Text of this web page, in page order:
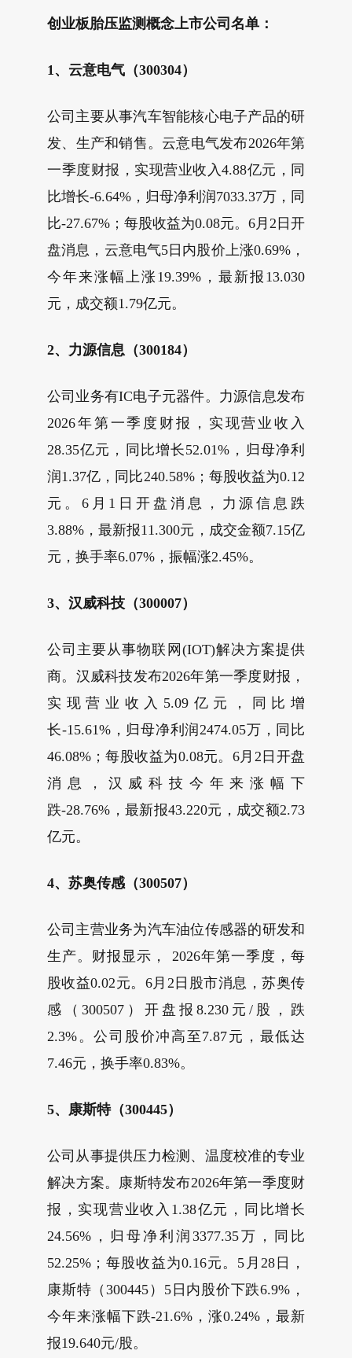
创业板胎压监测概念上市公司名单：
1、云意电气（300304）
公司主要从事汽车智能核心电子产品的研
发、生产和销售。云意电气发布2026年第
一季度财报，实现营业收入4.88亿元，同
比增长-6.64%，归母净利润7033.37万，同
比-27.67%；每股收益为0.08元。6月2日开
盘消息，云意电气5日内股价上涨0.69%，
今年来涨幅上涨19.39%，最新报13.030
元，成交额1.79亿元。
2、力源信息（300184）
公司业务有IC电子元器件。力源信息发布
2026年第一季度财报，实现营业收入
28.35亿元，同比增长52.01%，归母净利
润1.37亿，同比240.58%；每股收益为0.12
元。6月1日开盘消息，力源信息跌
3.88%，最新报11.300元，成交金额7.15亿
元，换手率6.07%，振幅涨2.45%。
3、汉威科技（300007）
公司主要从事物联网(IOT)解决方案提供
商。汉威科技发布2026年第一季度财报，
实现营业收入5.09亿元，同比增
长-15.61%，归母净利润2474.05万，同比
46.08%；每股收益为0.08元。6月2日开盘
消息，汉威科技今年来涨幅下
跌-28.76%，最新报43.220元，成交额2.73
亿元。
4、苏奥传感（300507）
公司主营业务为汽车油位传感器的研发和
生产。财报显示， 2026年第一季度，每
股收益0.02元。6月2日股市消息，苏奥传
感（300507）开盘报8.230元/股，跌
2.3%。公司股价冲高至7.87元，最低达
7.46元，换手率0.83%。
5、康斯特（300445）
公司从事提供压力检测、温度校准的专业
解决方案。康斯特发布2026年第一季度财
报，实现营业收入1.38亿元，同比增长
24.56%，归母净利润3377.35万，同比
52.25%；每股收益为0.16元。5月28日，
康斯特（300445）5日内股价下跌6.9%，
今年来涨幅下跌-21.6%，涨0.24%，最新
报19.640元/股。